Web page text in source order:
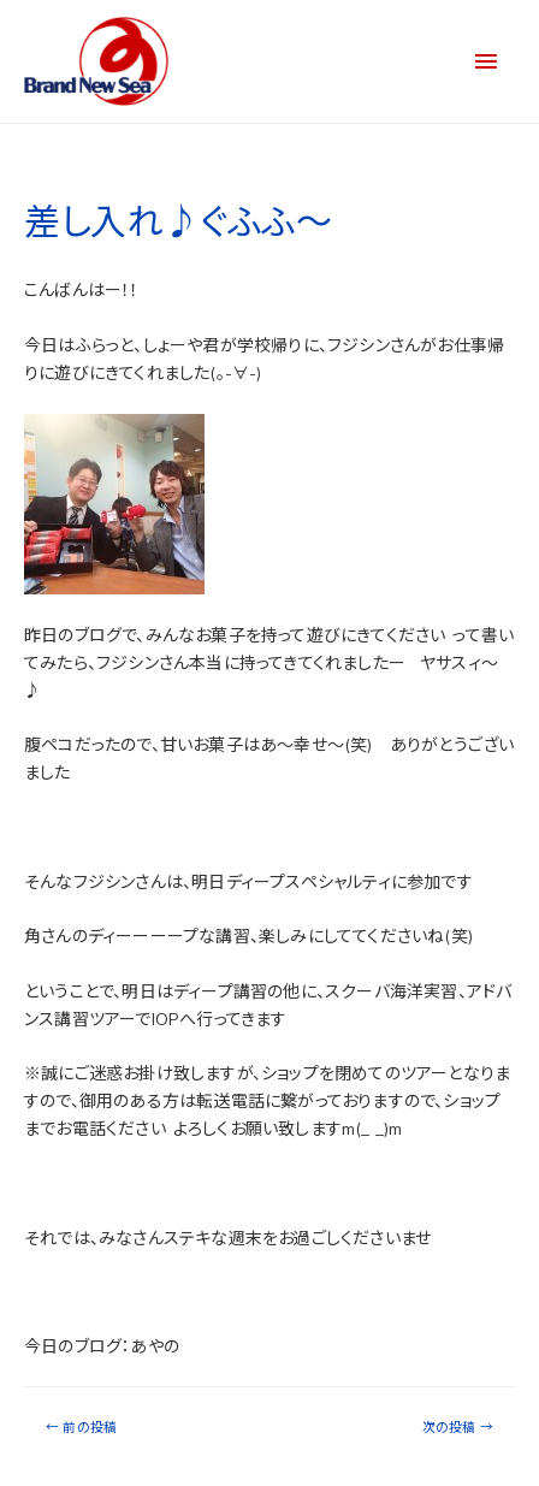
差し入れ♪ぐふふ～
こんばんはー！！
今日はふらっと、しょーや君が学校帰りに、フジシンさんがお仕事帰
りに遊びにきてくれました(。-∀-)
昨日のブログで、みんなお菓子を持って遊びにきてください って書い
てみたら、フジシンさん本当に持ってきてくれましたー
ヤサスィ～
♪
腹ペコだったので、甘いお菓子はあ～幸せ～(笑) ありがとうござい
ました
そんなフジシンさんは、明日ディープスペシャルティに参加です
角さんのディーーーープな講習、楽しみにしててくださいね(笑)
ということで、明日はディープ講習の他に、スクーバ海洋実習、アドバ
ンス講習ツアーでIOPへ行ってきます
※誠にご迷惑お掛け致しますが、ショップを閉めてのツアーとなりま
すので、御用のある方は転送電話に繋がっておりますので、ショップ
までお電話ください よろしくお願い致しますm(_ _)m
それでは、みなさんステキな週末をお過ごしくださいませ
今日のブログ：あやの
← 前の投稿 次の投稿 →